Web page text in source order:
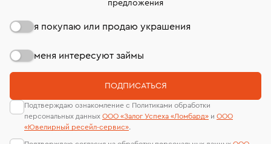
предложения
я покупаю или продаю украшения
меня интересуют займы
ПОДПИСАТЬСЯ
Подтверждаю ознакомление с Политиками обработки
персональных данных ООО «Залог Успеха «Ломбард» и ООО
«Ювелирный ресейл-сервиc».